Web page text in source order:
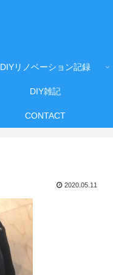
DIYリノベーション記録
DIY雑記
CONTACT
2020.05.11